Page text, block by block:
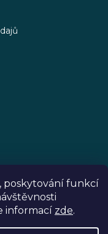
poskytování funkcí
informací zde.